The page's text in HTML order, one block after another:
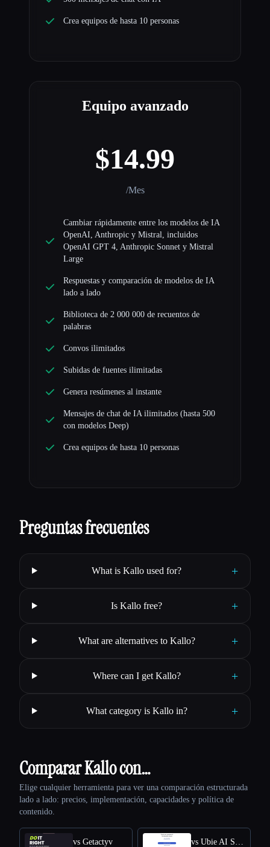
Crea equipos de hasta 10 personas
Equipo avanzado
$14.99
/Mes
Cambiar rápidamente entre los modelos de IA
OpenAI, Anthropic y Mistral, incluidos
OpenAI GPT 4, Anthropic Sonnet y Mistral
Large
Respuestas y comparación de modelos de IA
lado a lado
Biblioteca de 2 000 000 de recuentos de
palabras
Convos ilimitados
Subidas de fuentes ilimitadas
Genera resúmenes al instante
Mensajes de chat de IA ilimitados (hasta 500
con modelos Deep)
Crea equipos de hasta 10 personas
Preguntas frecuentes
What is Kallo used for? +
Is Kallo free? +
What are alternatives to Kallo? +
Where can I get Kallo? +
What category is Kallo in? +
Comparar Kallo con…
Elige cualquier herramienta para ver una comparación estructurada
lado a lado: precios, implementación, capacidades y política de
contenido.
vs Getactyv